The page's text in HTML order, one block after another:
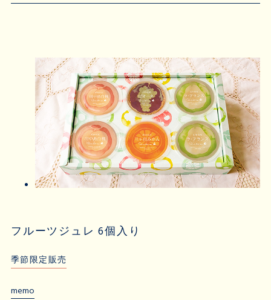
フルーツジュレ 6個入り
季節限定販売
memo